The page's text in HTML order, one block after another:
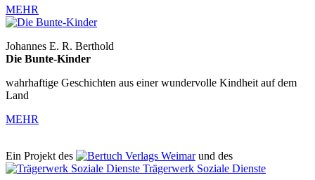
MEHR
Johannes E. R. Berthold
Die Bunte-Kinder
wahrhaftige Geschichten aus einer wundervolle Kindheit auf dem
Land
MEHR
Ein Projekt des Verlags Weimarund des
Trägerwerk Soziale Dienste